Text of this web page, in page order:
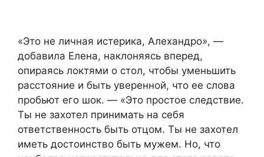
«Это не личная истерика, Алехандро», —
добавила Елена, наклоняясь вперед,
опираясь локтями о стол, чтобы уменьшить
расстояние и быть уверенной, что ее слова
пробьют его шок. — «Это простое следствие.
Ты не захотел принимать на себя
ответственность быть отцом. Ты не захотел
иметь достоинство быть мужем. Но, что